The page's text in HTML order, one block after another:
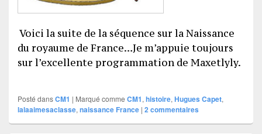
Voici la suite de la séquence sur la Naissance
du royaume de France…Je m’appuie toujours
sur l’excellente programmation de Maxetlyly.
Posté dansCM1 | Marqué comme CM1, histoire, Hugues Capet,
lalaaimesaclasse, naissance France | 2 commentaires